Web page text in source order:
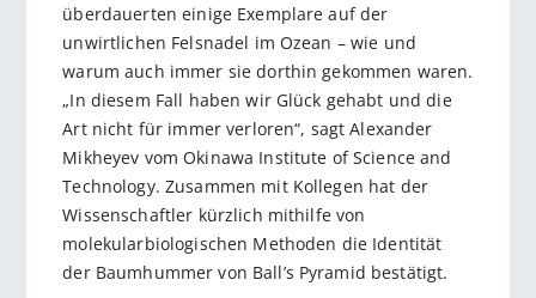
überdauerten einige Exemplare auf der
unwirtlichen Felsnadel im Ozean – wie und
warum auch immer sie dorthin gekommen waren.
„In diesem Fall haben wir Glück gehabt und die
Art nicht für immer verloren“, sagt Alexander
Mikheyev vom Okinawa Institute of Science and
Technology. Zusammen mit Kollegen hat der
Wissenschaftler kürzlich mithilfe von
molekularbiologischen Methoden die Identität
der Baumhummer von Ball’s Pyramid bestätigt.